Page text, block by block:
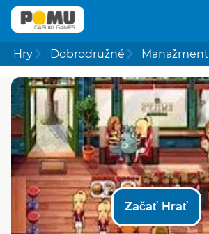
Hry Dobrodružné Manažment
Začať Hrať